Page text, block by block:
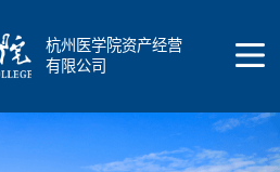
杭州医学院资产经营
有限公司